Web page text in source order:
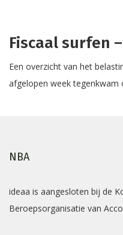
Fiscaal surfen
Een overzicht van het
afgelopen week tegenkwam
NBA
ideaa is aangesloten bij de
Beroepsorganisatie van